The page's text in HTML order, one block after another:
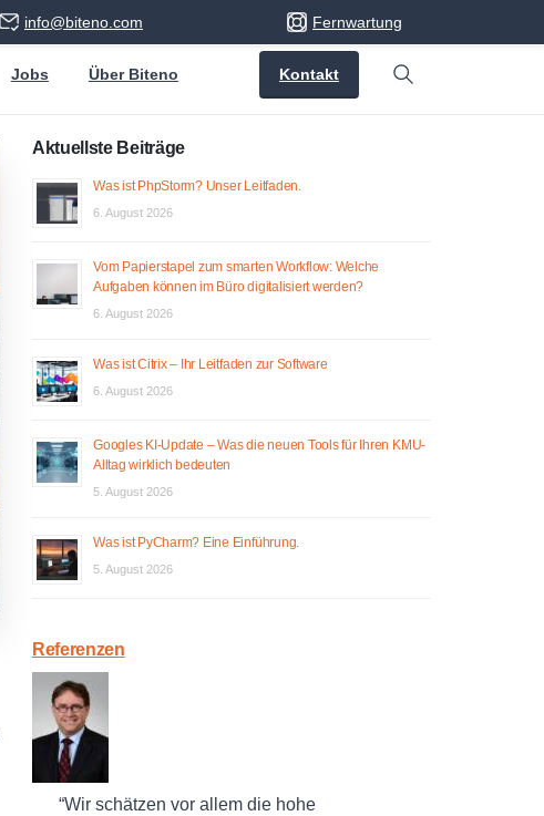
info@biteno.com Fernwartung
Jobs Über Biteno Kontakt
Search
Aktuellste Beiträge
Was ist PhpStorm? Unser Leitfaden.
6. August 2026
Vom Papierstapel zum smarten Workflow: Welche
Aufgaben können im Büro digitalisiert werden?
6. August 2026
Was ist Citrix – Ihr Leitfaden zur Software
6. August 2026
Googles KI-Update – Was die neuen Tools für Ihren KMU-
Alltag wirklich bedeuten
5. August 2026
Was ist PyCharm? Eine Einführung.
5. August 2026
Referenzen
Wir schätzen vor allem die hohe